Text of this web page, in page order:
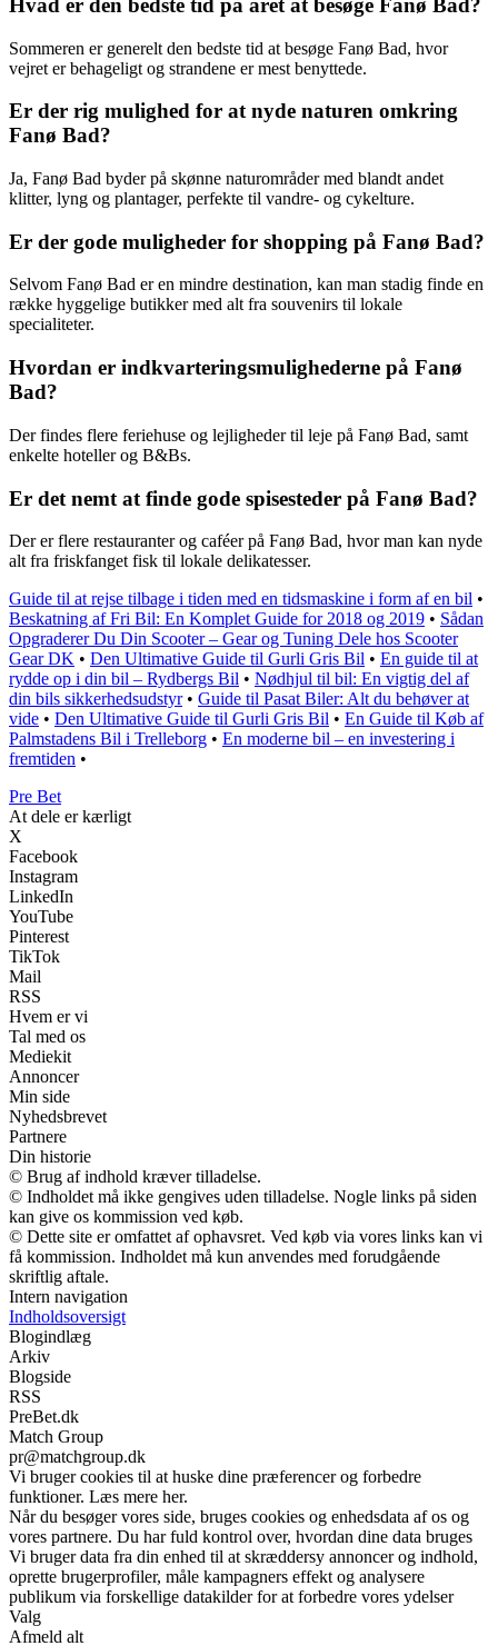
Hvad er den bedste tid på året at besøge Fanø Bad?
Sommeren er generelt den bedste tid at besøge Fanø Bad, hvor
vejret er behageligt og strandene er mest benyttede.
Er der rig mulighed for at nyde naturen omkring
Fanø Bad?
Ja, Fanø Bad byder på skønne naturområder med blandt andet
klitter, lyng og plantager, perfekte til vandre- og cykelture.
Er der gode muligheder for shopping på Fanø Bad?
Selvom Fanø Bad er en mindre destination, kan man stadig finde en
række hyggelige butikker med alt fra souvenirs til lokale
specialiteter.
Hvordan er indkvarteringsmulighederne på Fanø
Bad?
Der findes flere feriehuse og lejligheder til leje på Fanø Bad, samt
enkelte hoteller og B&Bs.
Er det nemt at finde gode spisesteder på Fanø Bad?
Der er flere restauranter og caféer på Fanø Bad, hvor man kan nyde
alt fra friskfanget fisk til lokale delikatesser.
Guide til at rejse tilbage i tiden med en tidsmaskine i form af en bil •
Beskatning af Fri Bil: En Komplet Guide for 2018 og 2019 • Sådan
Opgraderer Du Din Scooter – Gear og Tuning Dele hos Scooter
Gear DK • Den Ultimative Guide til Gurli Gris Bil • En guide til at
rydde op i din bil – Rydbergs Bil • Nødhjul til bil: En vigtig del af
din bils sikkerhedsudstyr• Guide til Pasat Biler: Alt du behøver at
vide • Den Ultimative Guide til Gurli Gris Bil • En Guide til Køb af
Palmstadens Bil i Trelleborg • En moderne bil – en investering i
fremtiden •
Pre Bet
At dele er kærligt
X
Facebook
Instagram
LinkedIn
YouTube
Pinterest
TikTok
Mail
RSS
Hvem er vi
Tal med os
Mediekit
Annoncer
Min side
Nyhedsbrevet
Partnere
Din historie
© Brug af indhold kræver tilladelse.
© Indholdet må ikke gengives uden tilladelse. Nogle links på siden
kan give os kommission ved køb.
© Dette site er omfattet af ophavsret. Ved køb via vores links kan vi
få kommission. Indholdet må kun anvendes med forudgående
skriftlig aftale.
Intern navigation
Indholdsoversigt
Blogindlæg
Arkiv
Blogside
RSS
PreBet.dk
Match Group
pr@matchgroup.dk
Vi bruger cookies til at huske dine præferencer og forbedre
funktioner. Læs mere her.
Når du besøger vores side, bruges cookies og enhedsdata af os og
vores partnere. Du har fuld kontrol over, hvordan dine data bruges
Vi bruger data fra din enhed til at skræddersy annoncer og indhold,
oprette brugerprofiler, måle kampagners effekt og analysere
publikum via forskellige datakilder for at forbedre vores ydelser
Valg
Afmeld alt